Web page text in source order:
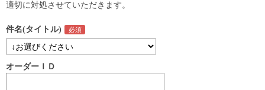
適切に対処させていただきます。
件名(タイトル)
オーダーＩＤ